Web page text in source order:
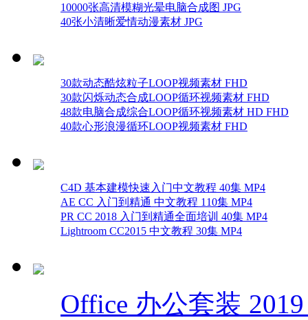
10000张高清模糊光晕电脑合成图 JPG
40张小清晰爱情动漫素材 JPG
30款动态酷炫粒子LOOP视频素材 FHD
30款闪烁动态合成LOOP循环视频素材 FHD
48款电脑合成综合LOOP循环视频素材 HD FHD
40款心形浪漫循环LOOP视频素材 FHD
C4D 基本建模快速入门中文教程 40集 MP4
AE CC 入门到精通 中文教程 110集 MP4
PR CC 2018 入门到精通全面培训 40集 MP4
Lightroom CC2015 中文教程 30集 MP4
Office 办公套装